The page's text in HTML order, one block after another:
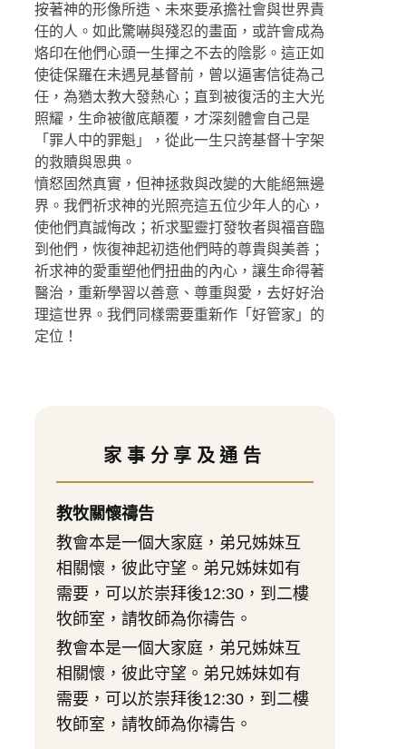
按著神的形像所造、未來要承擔社會與世界責
任的人。如此驚嚇與殘忍的畫面，或許會成為
烙印在他們心頭一生揮之不去的陰影。這正如
使徒保羅在未遇見基督前，曾以逼害信徒為己
任，為猶太教大發熱心；直到被復活的主大光
照耀，生命被徹底顛覆，才深刻體會自己是
「罪人中的罪魁」，從此一生只誇基督十字架
的救贖與恩典。
憤怒固然真實，但神拯救與改變的大能絕無邊
界。我們祈求神的光照亮這五位少年人的心，
使他們真誠悔改；祈求聖靈打發牧者與福音臨
到他們，恢復神起初造他們時的尊貴與美善；
祈求神的愛重塑他們扭曲的內心，讓生命得著
醫治，重新學習以善意、尊重與愛，去好好治
理這世界。我們同樣需要重新作「好管家」的
定位！
家事分享及通告
教牧關懷禱告
教會本是一個大家庭，弟兄姊妹互
相關懷，彼此守望。弟兄姊妹如有
需要，可以於崇拜後12:30，到二樓
牧師室，請牧師為你禱告。
教會本是一個大家庭，弟兄姊妹互
相關懷，彼此守望。弟兄姊妹如有
需要，可以於崇拜後12:30，到二樓
牧師室，請牧師為你禱告。